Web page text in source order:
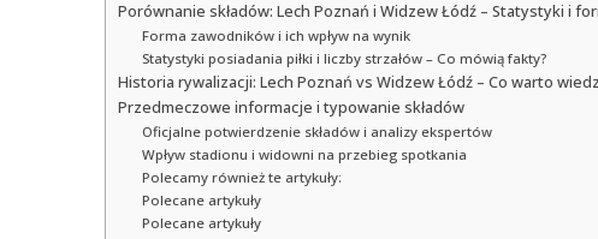
Porównanie składów: Lech Poznań i Widzew Łódź – Statystyki i
Forma zawodników i ich wpływ na wynik
Statystyki posiadania piłki i liczby strzałów – Co mówią fakty?
Historia rywalizacji: Lech Poznań vs Widzew Łódź – Co warto
Przedmeczowe informacje i typowanie składów
Oficjalne potwierdzenie składów i analizy ekspertów
Wpływ stadionu i widowni na przebieg spotkania
Polecamy również te artykuły:
Polecane artykuły
Polecane artykuły